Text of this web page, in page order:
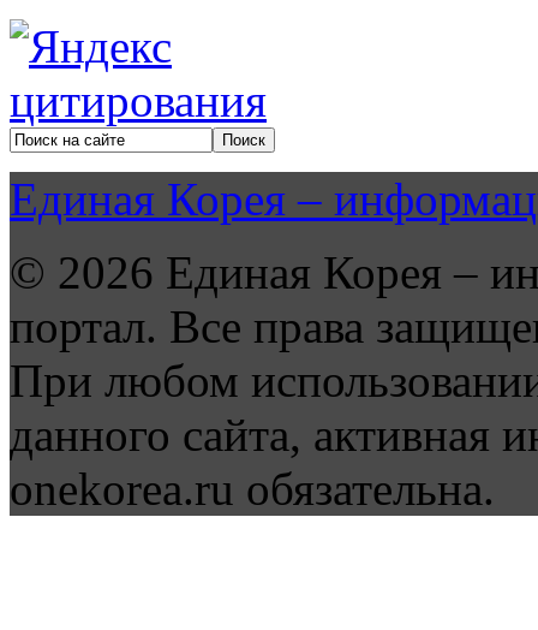
Единая Корея –
© 2026 Единая Корея –
портал. Все права
При любом
данного сайта, активная
onekorea.ru обязательна.